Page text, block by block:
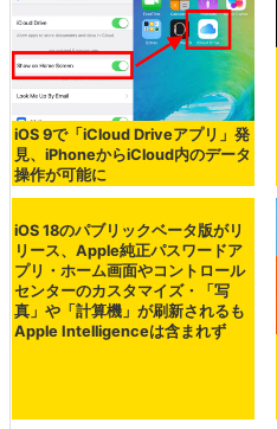
iOS 9で「iCloud Driveアプリ」発
見、iPhoneからiCloud内のデータ
操作が可能に
iOS 18のパブリックベータ版がリ
リース、Apple純正パスワードア
プリ・ホーム画面やコントロール
センターのカスタマイズ・「写
真」や「計算機」が刷新されるも
Apple Intelligenceは含まれず